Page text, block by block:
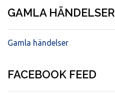
GAMLA HÄNDELSER
Gamla händelser
FACEBOOK FEED